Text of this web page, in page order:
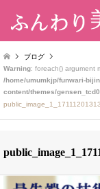
ブログ
Warning: foreach() argument
/home/umumkjp/funwari-
content/themes/